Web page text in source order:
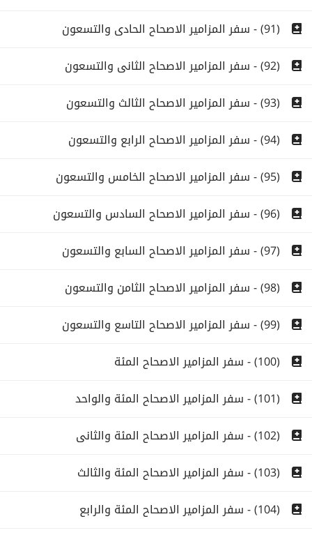
(91) - سفر المزامير الاصحاح الحادى والتسعون
(92) - سفر المزامير الاصحاح الثانى والتسعون
(93) - سفر المزامير الاصحاح الثالث والتسعون
(94) - سفر المزامير الاصحاح الرابع والتسعون
(95) - سفر المزامير الاصحاح الخامس والتسعون
(96) - سفر المزامير الاصحاح السادس والتسعون
(97) - سفر المزامير الاصحاح السابع والتسعون
(98) - سفر المزامير الاصحاح الثامن والتسعون
(99) - سفر المزامير الاصحاح التاسع والتسعون
(100) - سفر المزامير الاصحاح المئة
(101) - سفر المزامير الاصحاح المئة والواحد
(102) - سفر المزامير الاصحاح المئة والثانى
(103) - سفر المزامير الاصحاح المئة والثالث
(104) - سفر المزامير الاصحاح المئة والرابع